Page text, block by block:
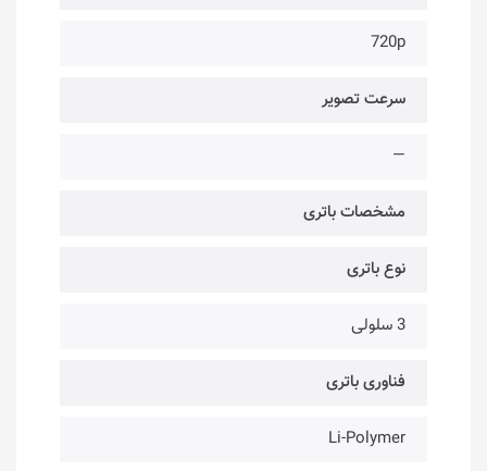
720p
سرعت تصویر
—
مشخصات باتری
نوع باتری
3 سلولی
فناوری باتری
Li-Polymer